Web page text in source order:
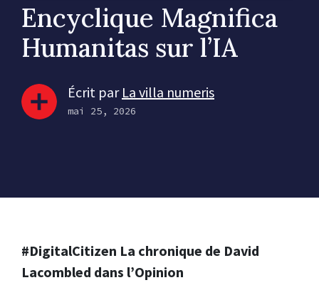
Encyclique Magnifica
Humanitas sur l’IA
Écrit par La villa numeris
mai 25, 2026
#DigitalCitizen La chronique de David
Lacombled dans l’Opinion